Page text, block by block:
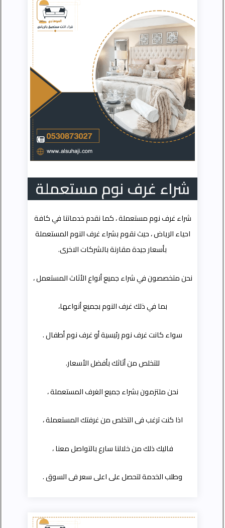
شراء غرف نوم مستعملة
شراء غرف نوم مستعملة ، كما نقدم خدماتنا في كافة
احياء الرياض ، حيث نقوم بشراء غرف النوم المستعملة
بأسعار جيدة مقارنة بالشركات الاخرى.
نحن متخصصون في شراء جميع أنواع الأثاث المستعمل ،
بما في ذلك غرف النوم بجميع أنواعها،
سواء كانت غرف نوم رئيسية أو غرف نوم أطفال .
للتخلص من أثاثك بأفضل الأسعار.
نحن ملتزمون بشراء جميع الغرف المستعملة ،
اذا كنت ترغب فى التخلص من غرفتك المستعملة ،
فاليك ذلك من خلالنا سارع بالتواصل معنا ،
وطلب الخدمة لتحصل على اعلى سعر فى السوق .